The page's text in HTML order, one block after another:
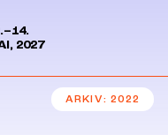
2027
ARKIV 2022